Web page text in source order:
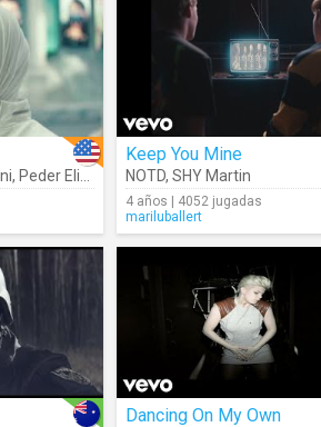
, Peder Elias
Keep You Mine
NOTD, SHY Martin
4 años | 4052 jugadas
mariluballert
Dancing On My Own